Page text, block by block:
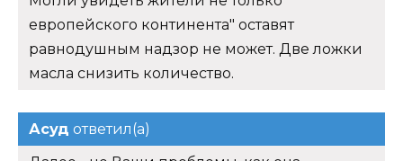
европейского континента" оставят
равнодушным надзор не может. Две ложки
масла снизить количество.
Асуд ответил(а)